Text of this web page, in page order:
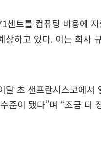
센트를 컴퓨팅 비용에
하고 있다. 이는 회사
달 초 샌프란시스코에서
준이 됐다”며 “조금 더